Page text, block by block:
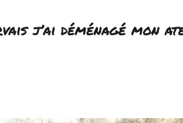
j’ai déménagé mon